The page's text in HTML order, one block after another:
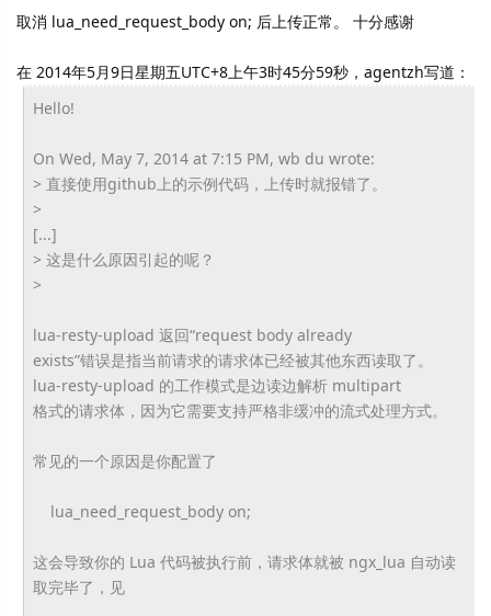
取消 lua_need_request_body on; 后上传正常。 十分感谢
在 2014年5月9日星期五UTC+8上午3时45分59秒，agentzh写道：
Hello!
On Wed, May 7, 2014 at 7:15 PM, wb du wrote:
> 直接使用github上的示例代码，上传时就报错了。
>
[...]
> 这是什么原因引起的呢？
>
lua-resty-upload 返回“request body already
exists”错误是指当前请求的请求体已经被其他东西读取了。
lua-resty-upload 的工作模式是边读边解析 multipart
格式的请求体，因为它需要支持严格非缓冲的流式处理方式。
常见的一个原因是你配置了
lua_need_request_body on;
这会导致你的 Lua 代码被执行前，请求体就被 ngx_lua 自动读
取完毕了，见